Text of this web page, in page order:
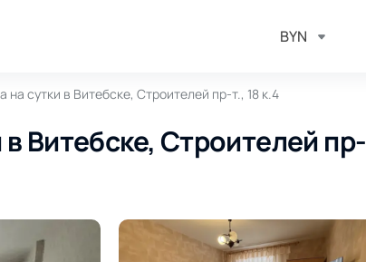
BYN
на сутки в Витебске, Строителей пр-т., 18 к.4
Витебске, Строителей пр-